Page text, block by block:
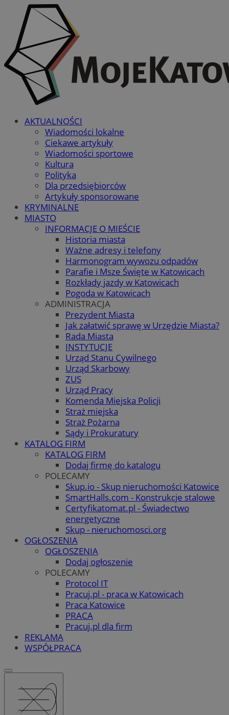
AKTUALNOŚCI
Wiadomości lokalne
Ciekawe artykuły
Wiadomości sportowe
Kultura
Polityka
Dla przedsiębiorców
Artykuły sponsorowane
KRYMINALNE
MIASTO
INFORMACJE O MIEŚCIE
Historia miasta
Ważne adresy i telefony
Harmonogram wywozu odpadów
Parafie i Msze Święte w Katowicach
Rozkłady jazdy w Katowicach
Pogoda w Katowicach
ADMINISTRACJA
Prezydent Miasta
Jak załatwić sprawę w Urzędzie Miasta?
Rada Miasta
INSTYTUCJE
Urząd Stanu Cywilnego
Urząd Skarbowy
ZUS
Urząd Pracy
Komenda Miejska Policji
Straż miejska
Straż Pożarna
Sądy i Prokuratury
KATALOG FIRM
KATALOG FIRM
Dodaj firmę do katalogu
POLECAMY
Skup.io - Skup nieruchomości Katowice
SmartHalls.com - Konstrukcje stalowe
Certyfikatomat.pl - Świadectwo
energetyczne
Skup - nieruchomosci.org
OGŁOSZENIA
OGŁOSZENIA
Dodaj ogłoszenie
POLECAMY
Protocol IT
Pracuj.pl - praca w Katowicach
Praca Katowice
PRACA
Pracuj.pl dla firm
REKLAMA
WSPÓŁPRACA